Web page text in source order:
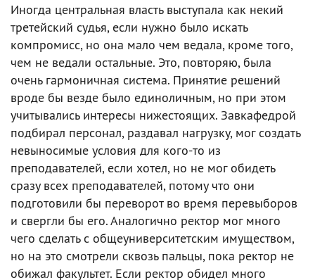
Иногда центральная власть выступала как некий
третейский судья, если нужно было искать
компромисс, но она мало чем ведала, кроме того,
чем не ведали остальные. Это, повторяю, была
очень гармоничная система. Принятие решений
вроде бы везде было единоличным, но при этом
учитывались интересы нижестоящих. Завкафедрой
подбирал персонал, раздавал нагрузку, мог создать
невыносимые условия для кого-то из
преподавателей, если хотел, но не мог обидеть
сразу всех преподавателей, потому что они
подготовили бы переворот во время перевыборов
и свергли бы его. Аналогично ректор мог много
чего сделать с общеуниверситетским имуществом,
но на это смотрели сквозь пальцы, пока ректор не
обижал факультет. Если ректор обидел много